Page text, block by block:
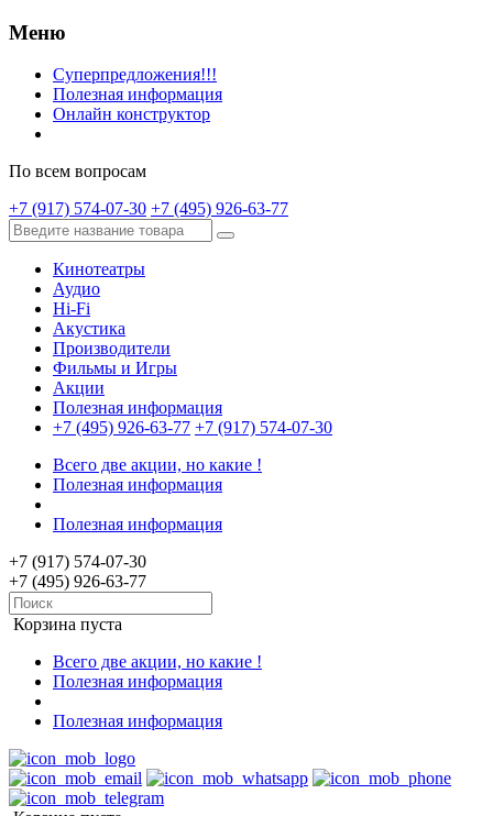
Меню
Суперпредложения!!!
Полезная информация
Онлайн конструктор
По всем вопросам
+7 (917) 574-07-30 +7 (495) 926-63-77
Кинотеатры
Аудио
Hi-Fi
Акустика
Производители
Фильмы и Игры
Акции
Полезная информация
+7 (495) 926-63-77 +7 (917) 574-07-30
Всего две акции, но какие !
Полезная информация
Полезная информация
+7 (917) 574-07-30
+7 (495) 926-63-77
Корзина пуста
Всего две акции, но какие !
Полезная информация
Полезная информация